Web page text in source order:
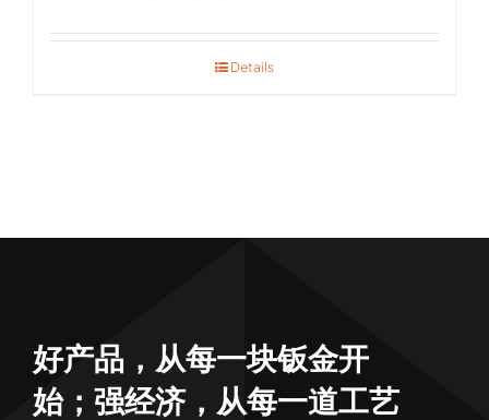
Details
好产品，从每一块钣金开
始；强经济，从每一道工艺